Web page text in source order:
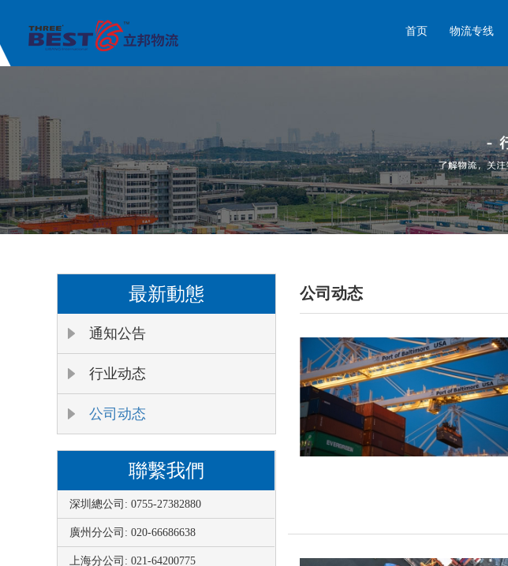
首页 物流专线
公司动态
最新動態
通知公告
行业动态
公司动态
聯繫我們
深圳總公司: 0755-27382880
廣州分公司: 020-66686638
上海分公司: 021-64200775